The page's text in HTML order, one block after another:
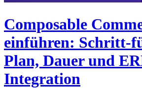
Composable
einführen: Schritt-
Plan, Dauer und
Integration